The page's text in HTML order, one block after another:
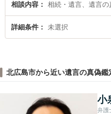
相談内容 相続・遺言、遺言
詳細条件 未選択
北広島市から近い遺言の真偽
小
弁護